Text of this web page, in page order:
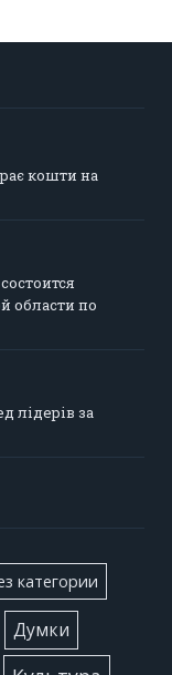
кошти на
области по
лідерів за
категории
Думки